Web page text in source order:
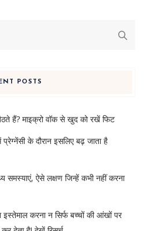
POSTS
हैं? माइक्रो वॉक से खुद को रखें फिट
के दौरान इसलिए बढ़ जाता है
समस्याएं, ऐसे लक्षण जिन्हें कभी नहीं करना
करना न सिर्फ बच्चों की आंखों पर